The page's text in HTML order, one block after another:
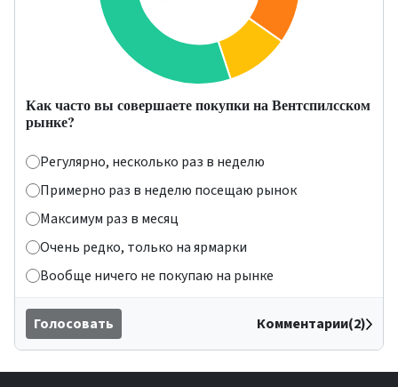
Как часто вы совершаете покупки на Вентспилсском
рынке?
Регулярно, несколько раз в неделю
Примерно раз в неделю посещаю рынок
Максимум раз в месяц
Очень редко, только на ярмарки
Вообще ничего не покупаю на рынке
Голосовать Комментарии(2)